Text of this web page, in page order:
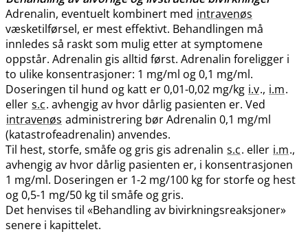
Adrenalin, eventuelt kombinert med intravenøs
væsketilførsel, er mest effektivt. Behandlingen må
innledes så raskt som mulig etter at symptomene
oppstår. Adrenalin gis alltid først. Adrenalin foreligger i
to ulike konsentrasjoner: 1 mg/ml og 0,1 mg​/​ml.
Doseringen til hund og katt er 0,01-0,02 mg/kg i.v., i.m.
eller s.c. avhengig av hvor dårlig pasienten er. Ved
intravenøs administrering bør Adrenalin 0,1 mg/ml
(katastrofeadrenalin) anvendes.
Til hest, storfe, småfe og gris gis adrenalin s.c. eller i.m.,
avhengig av hvor dårlig pasienten er, i konsentrasjonen
1 mg​/​ml. Doseringen er 1-2 mg/100 kg for storfe og hest
og 0,5-1 mg/50 kg til småfe og gris.
Det henvises til «Behandling av bivirkningsreaksjoner»
senere i kapittelet.